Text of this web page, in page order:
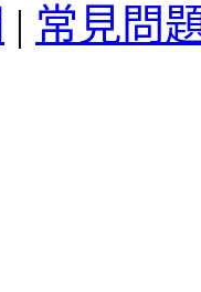
| 常見問